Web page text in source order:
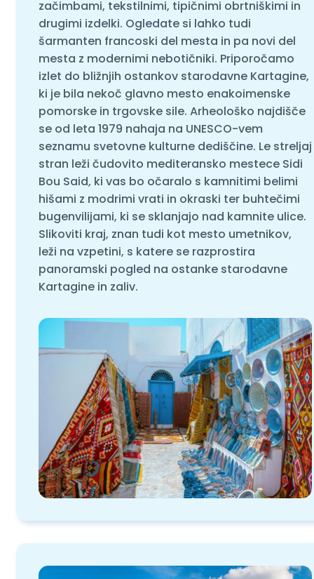
začimbami, tekstilnimi, tipičnimi obrtniškimi in
drugimi izdelki. Ogledate si lahko tudi
šarmanten francoski del mesta in pa novi del
mesta z modernimi nebotičniki. Priporočamo
izlet do bližnjih ostankov starodavne Kartagine,
ki je bila nekoč glavno mesto enakoimenske
pomorske in trgovske sile. Arheološko najdišče
se od leta 1979 nahaja na UNESCO-vem
seznamu svetovne kulturne dediščine. Le streljaj
stran leži čudovito mediteransko mestece Sidi
Bou Said, ki vas bo očaralo s kamnitimi belimi
hišami z modrimi vrati in okraski ter buhtečimi
bugenvilijami, ki se sklanjajo nad kamnite ulice.
Slikoviti kraj, znan tudi kot mesto umetnikov,
leži na vzpetini, s katere se razprostira
panoramski pogled na ostanke starodavne
Kartagine in zaliv.